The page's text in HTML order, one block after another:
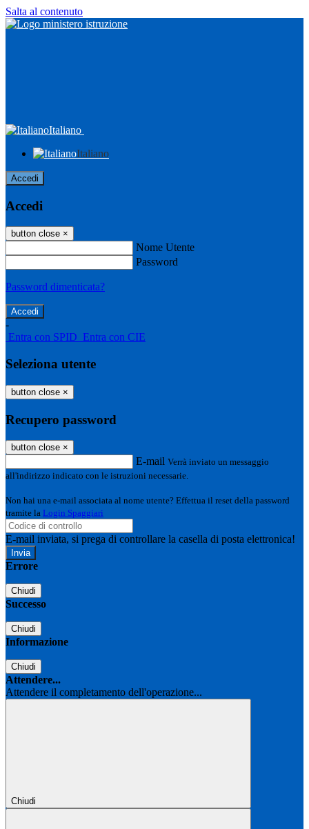
Salta al contenuto
Italiano
Italiano
Accedi
Accedi
button close ×
Nome Utente
Password
Password dimenticata?
-
Entra con SPID Entra con CIE
Seleziona utente
button close ×
Recupero password
button close ×
E-mail Verrà inviato un messaggio
all'indirizzo indicato con le istruzioni necessarie.
Non hai una e-mail associata al nome utente? Effettua il reset della password
tramite la Login Spaggiari
E-mail inviata, si prega di controllare la casella di posta elettronica!
Errore
Chiudi
Successo
Chiudi
Informazione
Chiudi
Attendere...
Attendere il completamento dell'operazione...
Chiudi